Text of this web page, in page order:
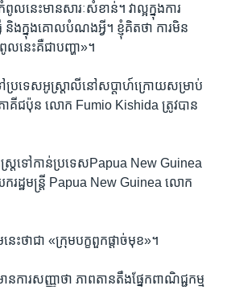
នេះ​មាន​សារៈសំខាន់។ វា​ល្អ​ក្នុង​ការ​
និង​ក្នុង​គោលបំណង​អ្វី។ ខ្ញុំ​គិត​ថា​ ការ​មិន​
នេះ​គឺ​ជា​បញ្ហា»។
ទៅ​ប្រទេស​អូស្ត្រាលី​នៅ​សប្តាហ៍​ក្រោយ​សម្រាប់​
គី​ជប៉ុន​ លោក Fumio Kishida ត្រូវ​បាន​
ត្រ​ទៅ​កាន់​ប្រទេស​Papua New Guinea
ដ្ឋមន្ត្រី​ Papua New Guinea ​លោក
ថា​ជា «ក្រុម​បក្ខពួក​ផ្តាច់​មុខ»។
ការ​សញ្ញា​ថា ភាព​តានតឹង​ផ្នែក​ពាណិជ្ជកម្ម